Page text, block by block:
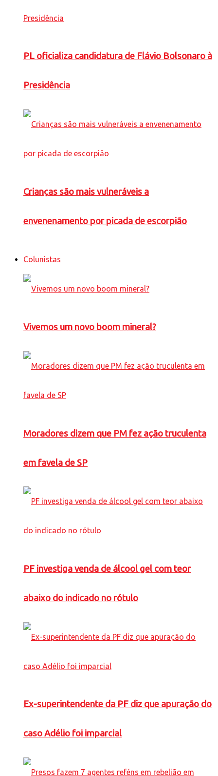
PL oficializa candidatura de Flávio Bolsonaro à
Presidência
Crianças são mais vulneráveis a
envenenamento por picada de escorpião
Colunistas
Vivemos um novo boom mineral?
Moradores dizem que PM fez ação truculenta
em favela de SP
PF investiga venda de álcool gel com teor
abaixo do indicado no rótulo
Ex-superintendente da PF diz que apuração do
caso Adélio foi imparcial